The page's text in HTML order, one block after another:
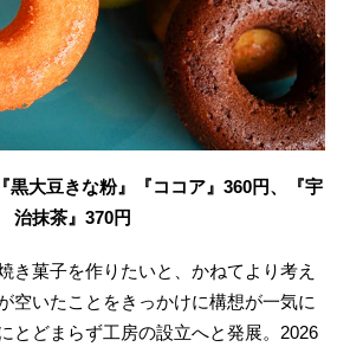
黒大豆きな粉』『ココア』360円、『宇
治抹茶』370円
き菓子を作りたいと、かねてより考え
空いたことをきっかけに構想が一気に
とどまらず工房の設立へと発展。2026